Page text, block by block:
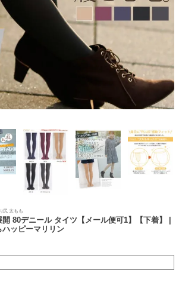
尻 太もも
80デニール タイツ【メール便可1】【下着】 |
ッピーマリリン